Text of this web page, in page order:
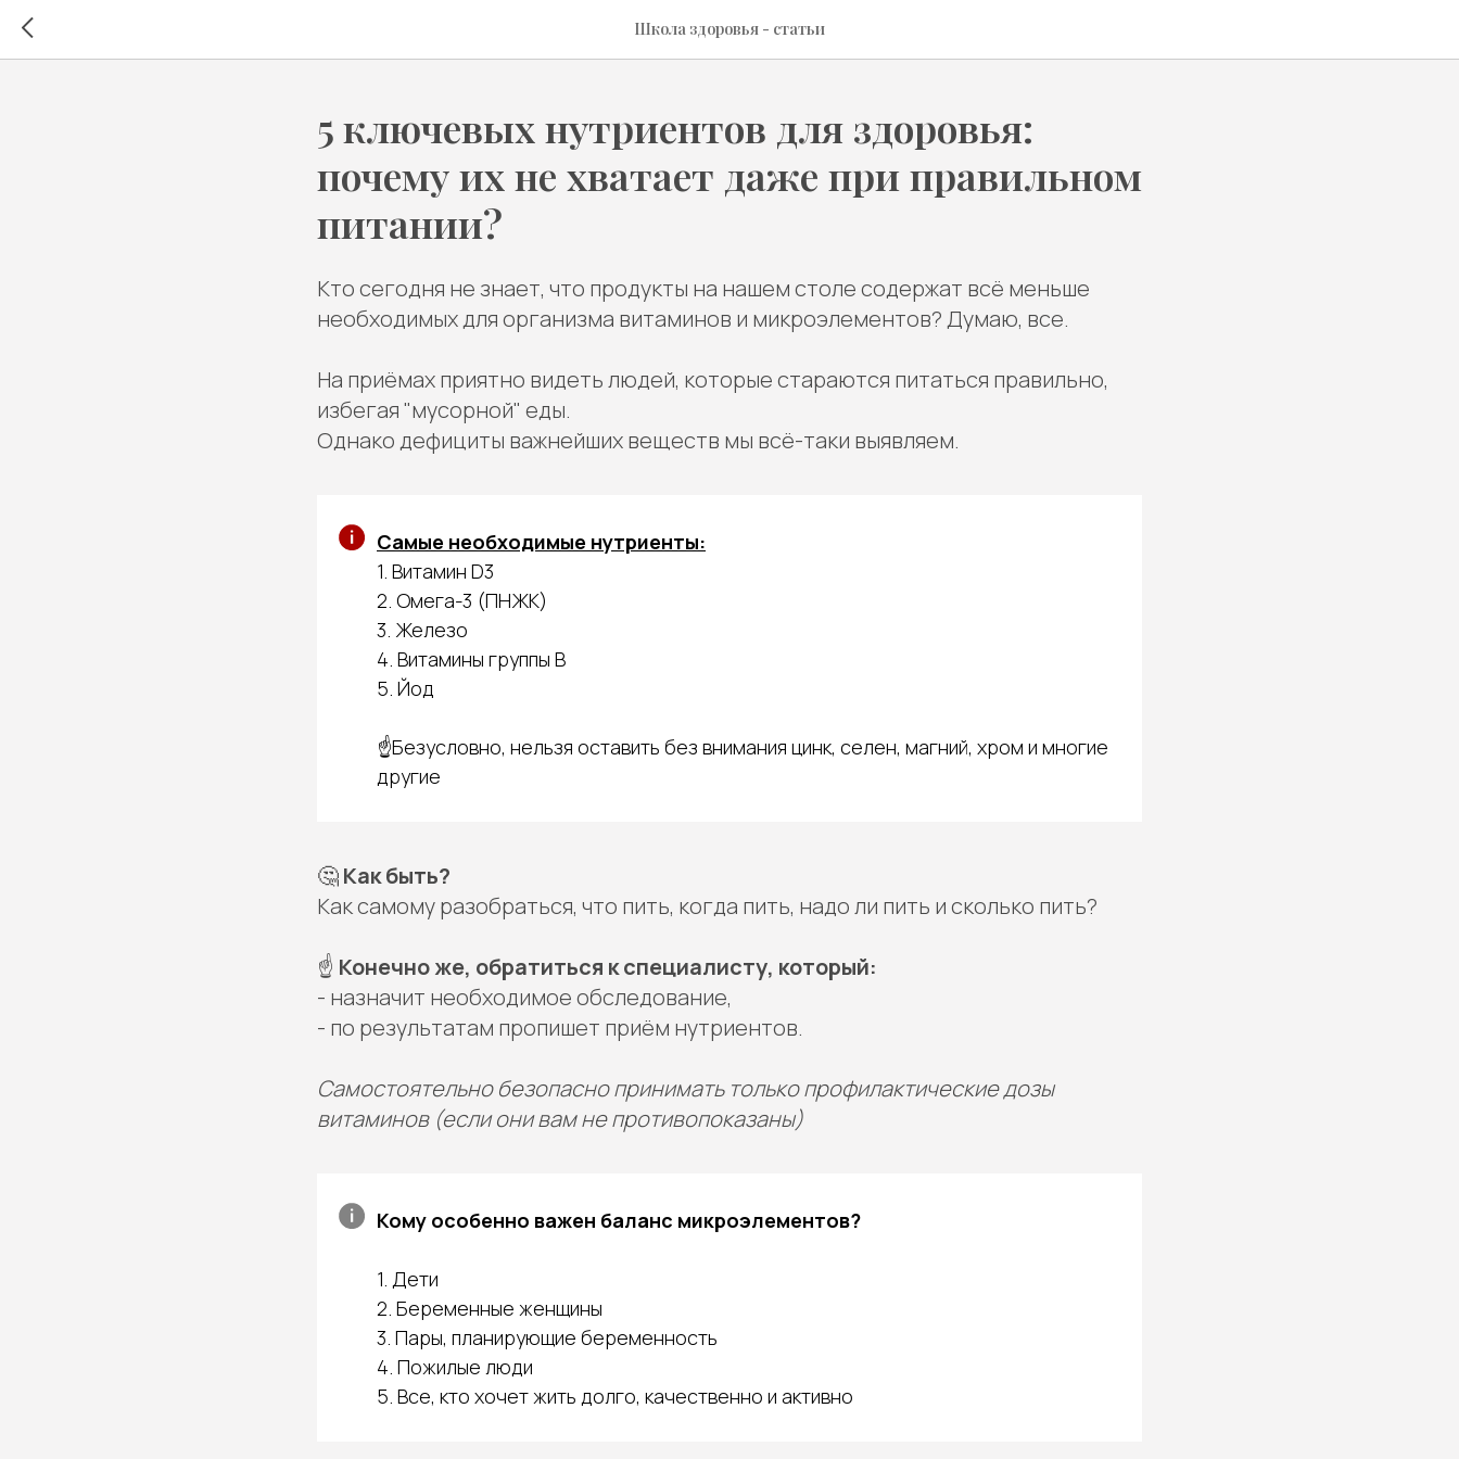
Школа здоровья - статьи
5 ключевых нутриентов для здоровья:
почему их не хватает даже при правильном
питании?
Кто сегодня не знает, что продукты на нашем столе содержат всё меньше
необходимых для организма витаминов и микроэлементов? Думаю, все.
На приёмах приятно видеть людей, которые стараются питаться правильно,
избегая "мусорной" еды.
Однако дефициты важнейших веществ мы всё-таки выявляем.
Самые необходимые нутриенты:
1. Витамин D3
2. Омега-3 (ПНЖК)
3. Железо
4. Витамины группы В
5. Йод
☝Безусловно, нельзя оставить без внимания цинк, селен, магний, хром и многие
другие
🤔Как быть?
Как самому разобраться, что пить, когда пить, надо ли пить и сколько пить?
☝ Конечно же, обратиться к специалисту, который:
- назначит необходимое обследование,
- по результатам пропишет приём нутриентов.
Самостоятельно безопасно принимать только профилактические дозы
витаминов (если они вам не противопоказаны)
Кому особенно важен баланс микроэлементов?
1. Дети
2. Беременные женщины
3. Пары, планирующие беременность
4. Пожилые люди
5. Все, кто хочет жить долго, качественно и активно